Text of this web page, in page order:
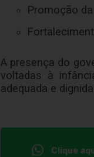
Promoção
A presença do
voltadas à
adequada e
Clique